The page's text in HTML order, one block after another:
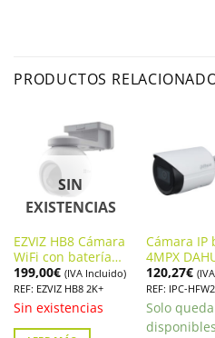
PRODUCTOS
SIN
EXISTENCIAS
EZVIZ HB8 Cámara
WiFi con batería
para exterior y
cobertura de 360º
199,00€ (IVA Incluido)
REF: EZVIZ HB8 2K+
Sin existencias
Cámara IP
4MPX
120,27€
REF: IPC-
Solo
disponibles